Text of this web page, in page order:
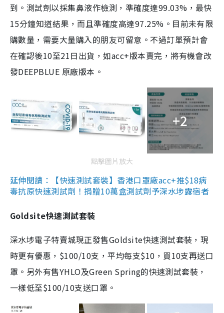
到。測試劑以採集鼻液作檢測，準確度達99.03%，最快
15分鐘知道結果，而且準確度高達97.25%。目前未有限
購數量，需要大量購入的朋友可留意。不過訂單預計會
在確認後10至21日出貨，如acc+版本賣完，將有機會改
發DEEPBLUE 原廠版本。
+2
點擊圖片放大
延伸閱讀：【快速測試套裝】香港口罩廠acc+推$18病
毒抗原快速測試劑！捐贈10萬盒測試劑予深水埗露宿者
Goldsite快速測試套裝
深水埗電子特賣城現正發售Goldsite快速測試套裝，現
時更有優惠，$100/10支，平均每支$10，買10支再送口
罩。另外有售YHLO及Green Spring的快速測試套裝，
一樣低至$100/10支送口罩。